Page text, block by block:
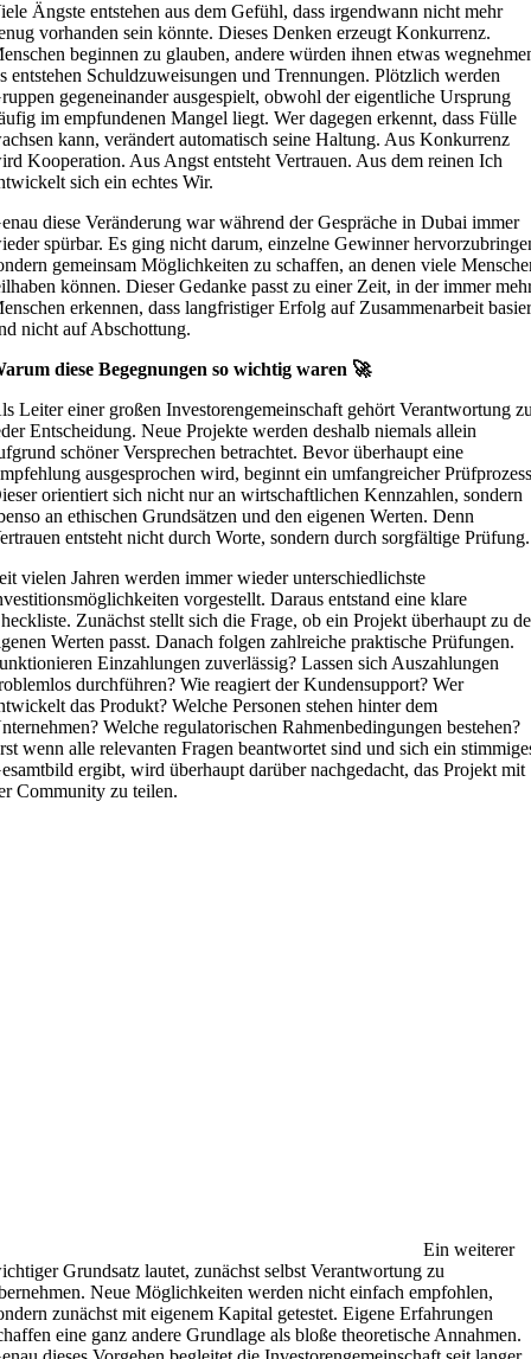
Ängste entstehen aus dem Gefühl, dass irgendwann nicht mehr
vorhanden sein könnte. Dieses Denken erzeugt Konkurrenz.
beginnen zu glauben, andere würden ihnen etwas
entstehen Schuldzuweisungen und Trennungen. Plötzlich werden
gegeneinander ausgespielt, obwohl der eigentliche Ursprung
im empfundenen Mangel liegt. Wer dagegen erkennt, dass Fülle
kann, verändert automatisch seine Haltung. Aus Konkurrenz
Kooperation. Aus Angst entsteht Vertrauen. Aus dem reinen Ich
sich ein echtes Wir.
diese Veränderung war während der Gespräche in Dubai immer
spürbar. Es ging nicht darum, einzelne Gewinner
gemeinsam Möglichkeiten zu schaffen, an denen viele
können. Dieser Gedanke passt zu einer Zeit, in der immer
erkennen, dass langfristiger Erfolg auf Zusammenarbeit
nicht auf Abschottung.
diese Begegnungen so wichtig waren 🚀
Leiter einer großen Investorengemeinschaft gehört Verantwortung
Entscheidung. Neue Projekte werden deshalb niemals allein
schöner Versprechen betrachtet. Bevor überhaupt eine
ausgesprochen wird, beginnt ein umfangreicher
orientiert sich nicht nur an wirtschaftlichen Kennzahlen, sondern
an ethischen Grundsätzen und den eigenen Werten. Denn
entsteht nicht durch Worte, sondern durch sorgfältige Prüfung.
vielen Jahren werden immer wieder unterschiedlichste
vorgestellt. Daraus entstand eine klare
Zunächst stellt sich die Frage, ob ein Projekt überhaupt zu
Werten passt. Danach folgen zahlreiche praktische Prüfungen.
Einzahlungen zuverlässig? Lassen sich Auszahlungen
durchführen? Wie reagiert der Kundensupport? Wer
das Produkt? Welche Personen stehen hinter dem
Welche regulatorischen Rahmenbedingungen bestehen?
wenn alle relevanten Fragen beantwortet sind und sich ein
ergibt, wird überhaupt darüber nachgedacht, das Projekt mit
Community zu teilen.
Ein weiterer
Grundsatz lautet, zunächst selbst Verantwortung zu
Neue Möglichkeiten werden nicht einfach empfohlen,
zunächst mit eigenem Kapital getestet. Eigene Erfahrungen
eine ganz andere Grundlage als bloße theoretische Annahmen.